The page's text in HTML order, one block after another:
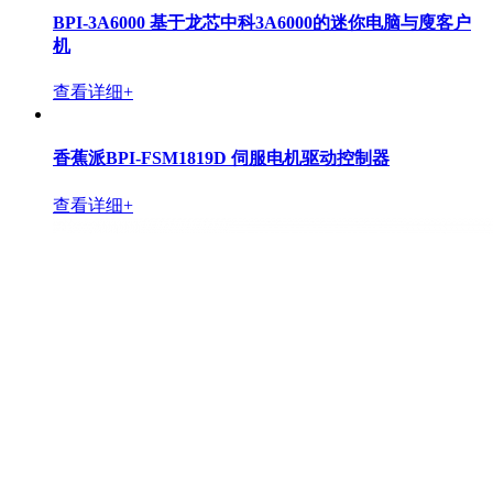
BPI-3A6000 基于龙芯中科3A6000的迷你电脑与廋客户
机
查看详细+